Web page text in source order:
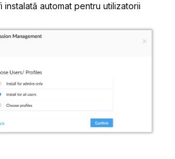
instalată automat pentru utilizatorii